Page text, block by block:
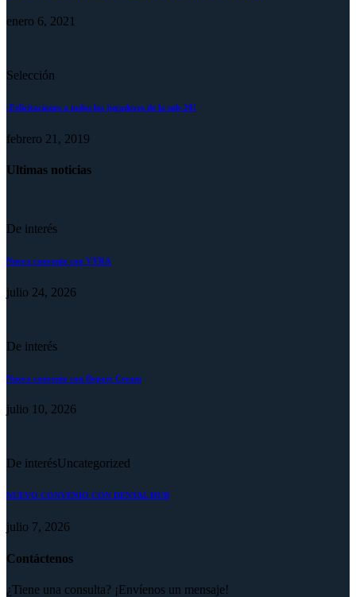
enero 6, 2021
Selección
¡Felicitaciones a todos los jugadores de la sub-20!
febrero 21, 2019
Ultimas noticias
De interés
Nuevo convenio con VYRA
julio 24, 2026
De interés
Nuevo convenio con Deport Cream
julio 10, 2026
De interésUncategorized
NUEVO CONVENIO CON DENTAL HUB
julio 7, 2026
Contáctenos
¿Tiene una consulta? ¡Envíenos un mensaje!